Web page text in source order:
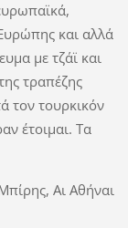
και αλλά
με τζάϊ και
τραπέζης
τον τουρκικόν
έτοιμαι. Τα
Αι Αθήναι